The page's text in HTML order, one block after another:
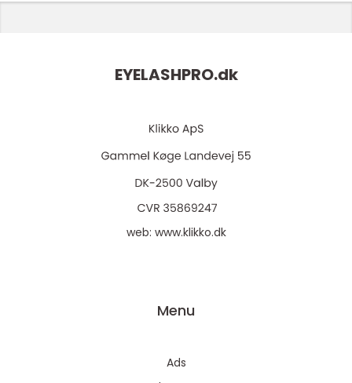
EYELASHPRO.dk
web: www.klikko.dk
Menu
Ads